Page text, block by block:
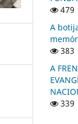
479
A
383
A
339